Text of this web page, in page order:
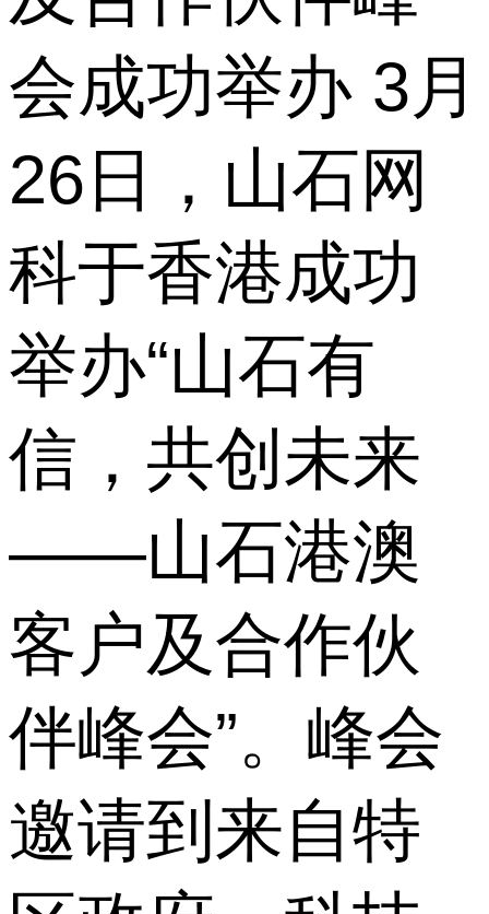
会成功举办 3月
26日，山石网
科于香港成功
举办“山石有
信，共创未来
——山石港澳
客户及合作伙
伴峰会”。峰会
邀请到来自特